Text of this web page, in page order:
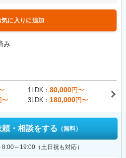
気に入りに追加
み
1LDK 80,000円〜
〜 3LDK 180,000円〜
頼・相談をする （無料）
～19:00（土日祝も対応）